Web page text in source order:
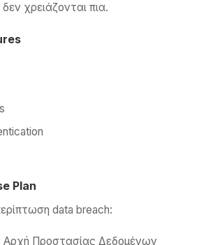
χρειάζονται πια.
Plan
data breach:
Αρχή Προστασίας Δεδομένων